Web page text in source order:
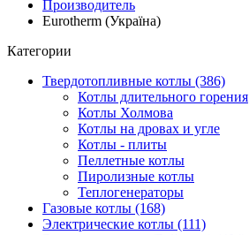
Производитель
Eurotherm (Україна)
Категории
Твердотопливные котлы (386)
Котлы длительного горения
Котлы Холмова
Котлы на дровах и угле
Котлы - плиты
Пеллетные котлы
Пиролизные котлы
Теплогенераторы
Газовые котлы (168)
Электрические котлы (111)